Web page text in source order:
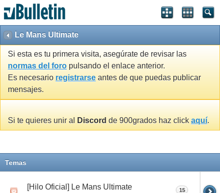
Le Mans Ultimate
Si esta es tu primera visita, asegúrate de revisar las
normas del foro pulsando el enlace anterior.
Es necesario registrarse antes de que puedas publicar
mensajes.
Si te quieres unir al Discord de 900grados haz click aquí.
Temas
[Hilo Oficial] Le Mans Ultimate 15